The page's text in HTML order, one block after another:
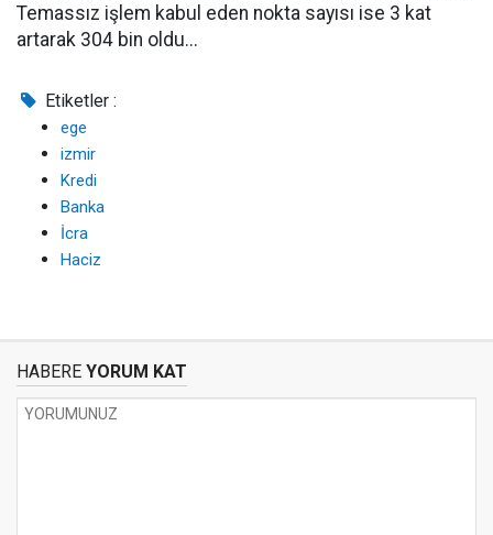
Temassız işlem kabul eden nokta sayısı ise 3 kat
artarak 304 bin oldu...
Etiketler :
ege
izmir
Kredi
Banka
İcra
Haciz
HABERE YORUM KAT